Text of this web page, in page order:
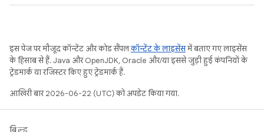
इस पेज पर मौजूद कॉन्टेंट और कोड सैंपलकॉन्टेंट के लाइसेंसमें बताए गए लाइसेंस
के हिसाब से हैं. Java और OpenJDK, Oracle और/या इससे जुड़ी हुई कंपनियों के
ट्रेडमार्क या रजिस्टर किए हुए ट्रेडमार्क हैं.
आखिरी बार 2026-06-22 (UTC) को अपडेट किया गया.
बिल्ड